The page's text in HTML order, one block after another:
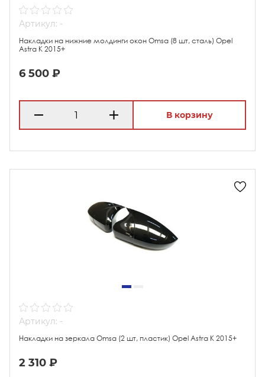
Артикул: -
Накладки на нижние молдинги окон Omsa (8 шт, сталь) Opel
Astra K 2015+
6 500 ₽
В корзину
Артикул: -
Накладки на зеркала Omsa (2 шт, пластик) Opel Astra K 2015+
2 310 ₽